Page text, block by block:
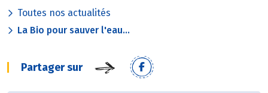
Toutes nos actualités
La Bio pour sauver l'eau...
Partager sur